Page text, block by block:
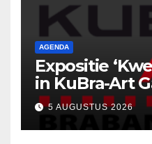
AGENDA
Expositie
in KuBra-Art
uit tot
reflectie
5 AUGUSTUS 2026